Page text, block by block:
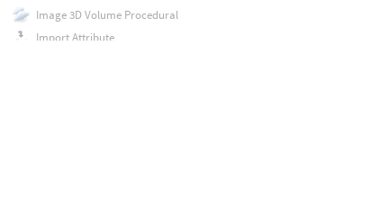
Image 3D Volume Procedural
Import Attribute